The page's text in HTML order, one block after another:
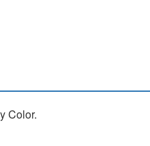
Color.